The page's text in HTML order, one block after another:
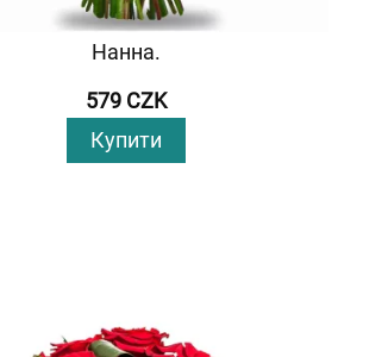
Нанна.
579 CZK
Купити